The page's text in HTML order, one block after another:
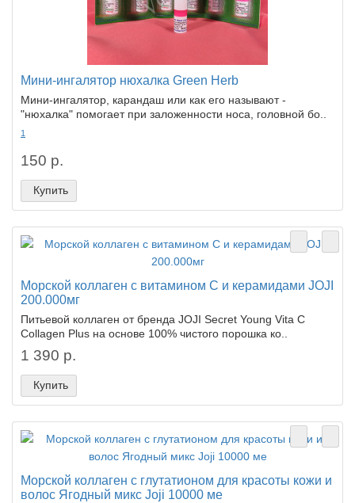
Мини-ингалятор нюхалка Green Herb
Мини-ингалятор, карандаш или как его называют -
"нюхалка" помогает при заложенности носа, головной бо..
1
150 р.
Купить
Морской коллаген с витамином С и керамидами JOJI
200.000мг
Питьевой коллаген от бренда JOJI Secret Young Vita C
Collagen Plus на основе 100% чистого порошка ко..
1 390 р.
Купить
Морской коллаген с глутатионом для красоты кожи и
волос Ягодный микс Joji 10000 ме